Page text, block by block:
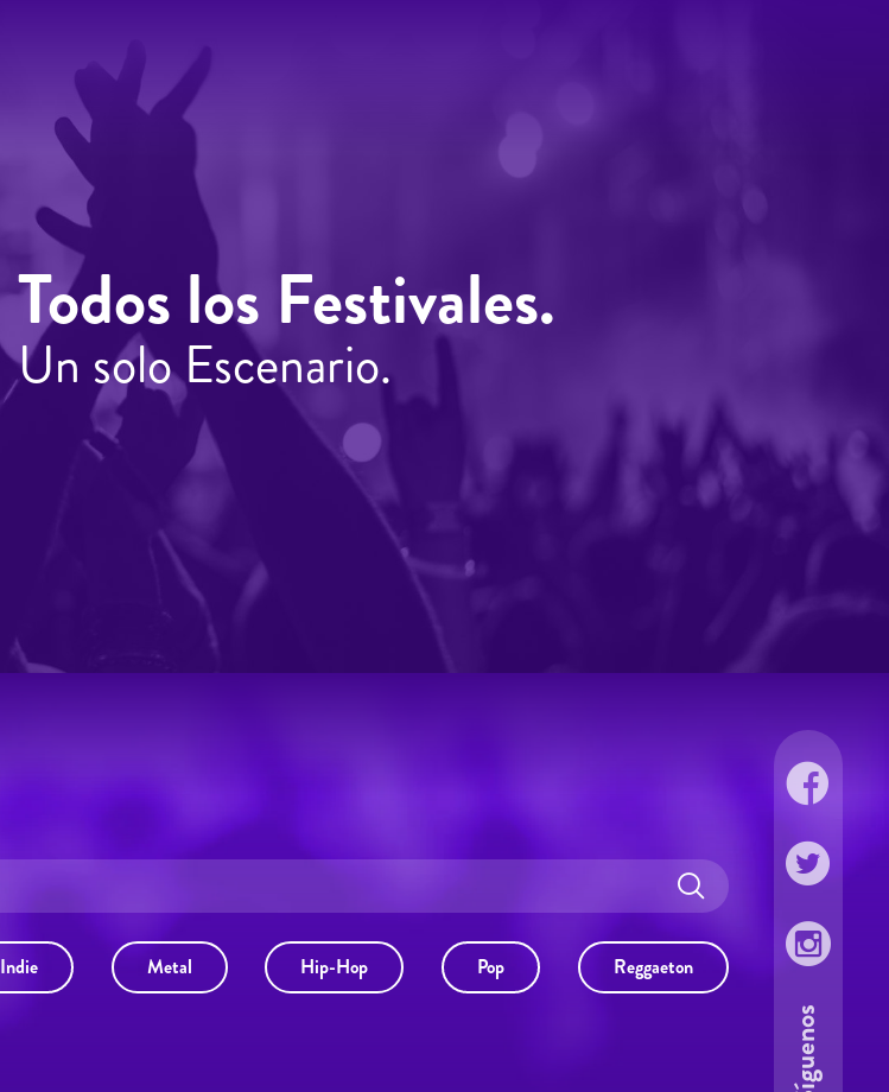
Todos los Festivales.
Un solo Escenario.
Indie Metal Hip-Hop Pop Reggaeton
Síguenos